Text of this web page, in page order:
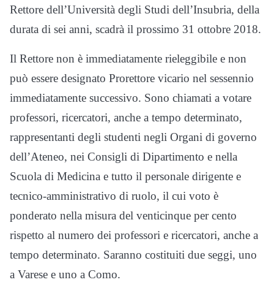
Rettore dell’Università degli Studi dell’Insubria, della
durata di sei anni, scadrà il prossimo 31 ottobre 2018.
Il Rettore non è immediatamente rieleggibile e non
può essere designato Prorettore vicario nel sessennio
immediatamente successivo. Sono chiamati a votare
professori, ricercatori, anche a tempo determinato,
rappresentanti degli studenti negli Organi di governo
dell’Ateneo, nei Consigli di Dipartimento e nella
Scuola di Medicina e tutto il personale dirigente e
tecnico-amministrativo di ruolo, il cui voto è
ponderato nella misura del venticinque per cento
rispetto al numero dei professori e ricercatori, anche a
tempo determinato. Saranno costituiti due seggi, uno
a Varese e uno a Como.